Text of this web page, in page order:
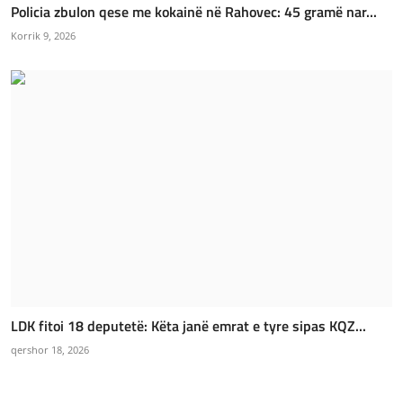
Policia zbulon qese me kokainë në Rahovec: 45 gramë nar...
Korrik 9, 2026
LDK fitoi 18 deputetë: Këta janë emrat e tyre sipas KQZ...
qershor 18, 2026